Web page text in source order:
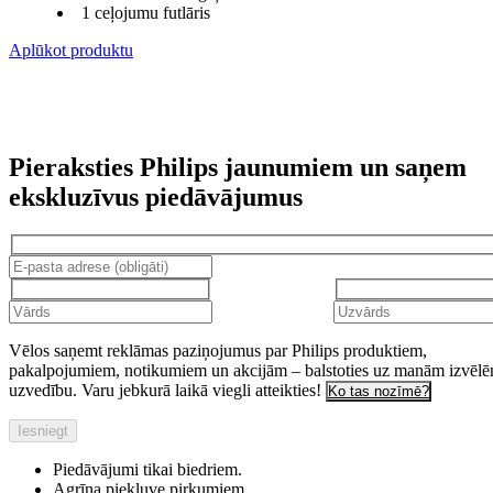
1 ceļojumu futlāris
Aplūkot produktu
Pieraksties Philips jaunumiem un saņem
ekskluzīvus piedāvājumus
Vēlos saņemt reklāmas paziņojumus par Philips produktiem,
pakalpojumiem, notikumiem un akcijām – balstoties uz manām
uzvedību. Varu jebkurā laikā viegli atteikties! Ko tas nozīmē?
Iesniegt
Piedāvājumi tikai biedriem.
Agrīna piekļuve pirkumiem.